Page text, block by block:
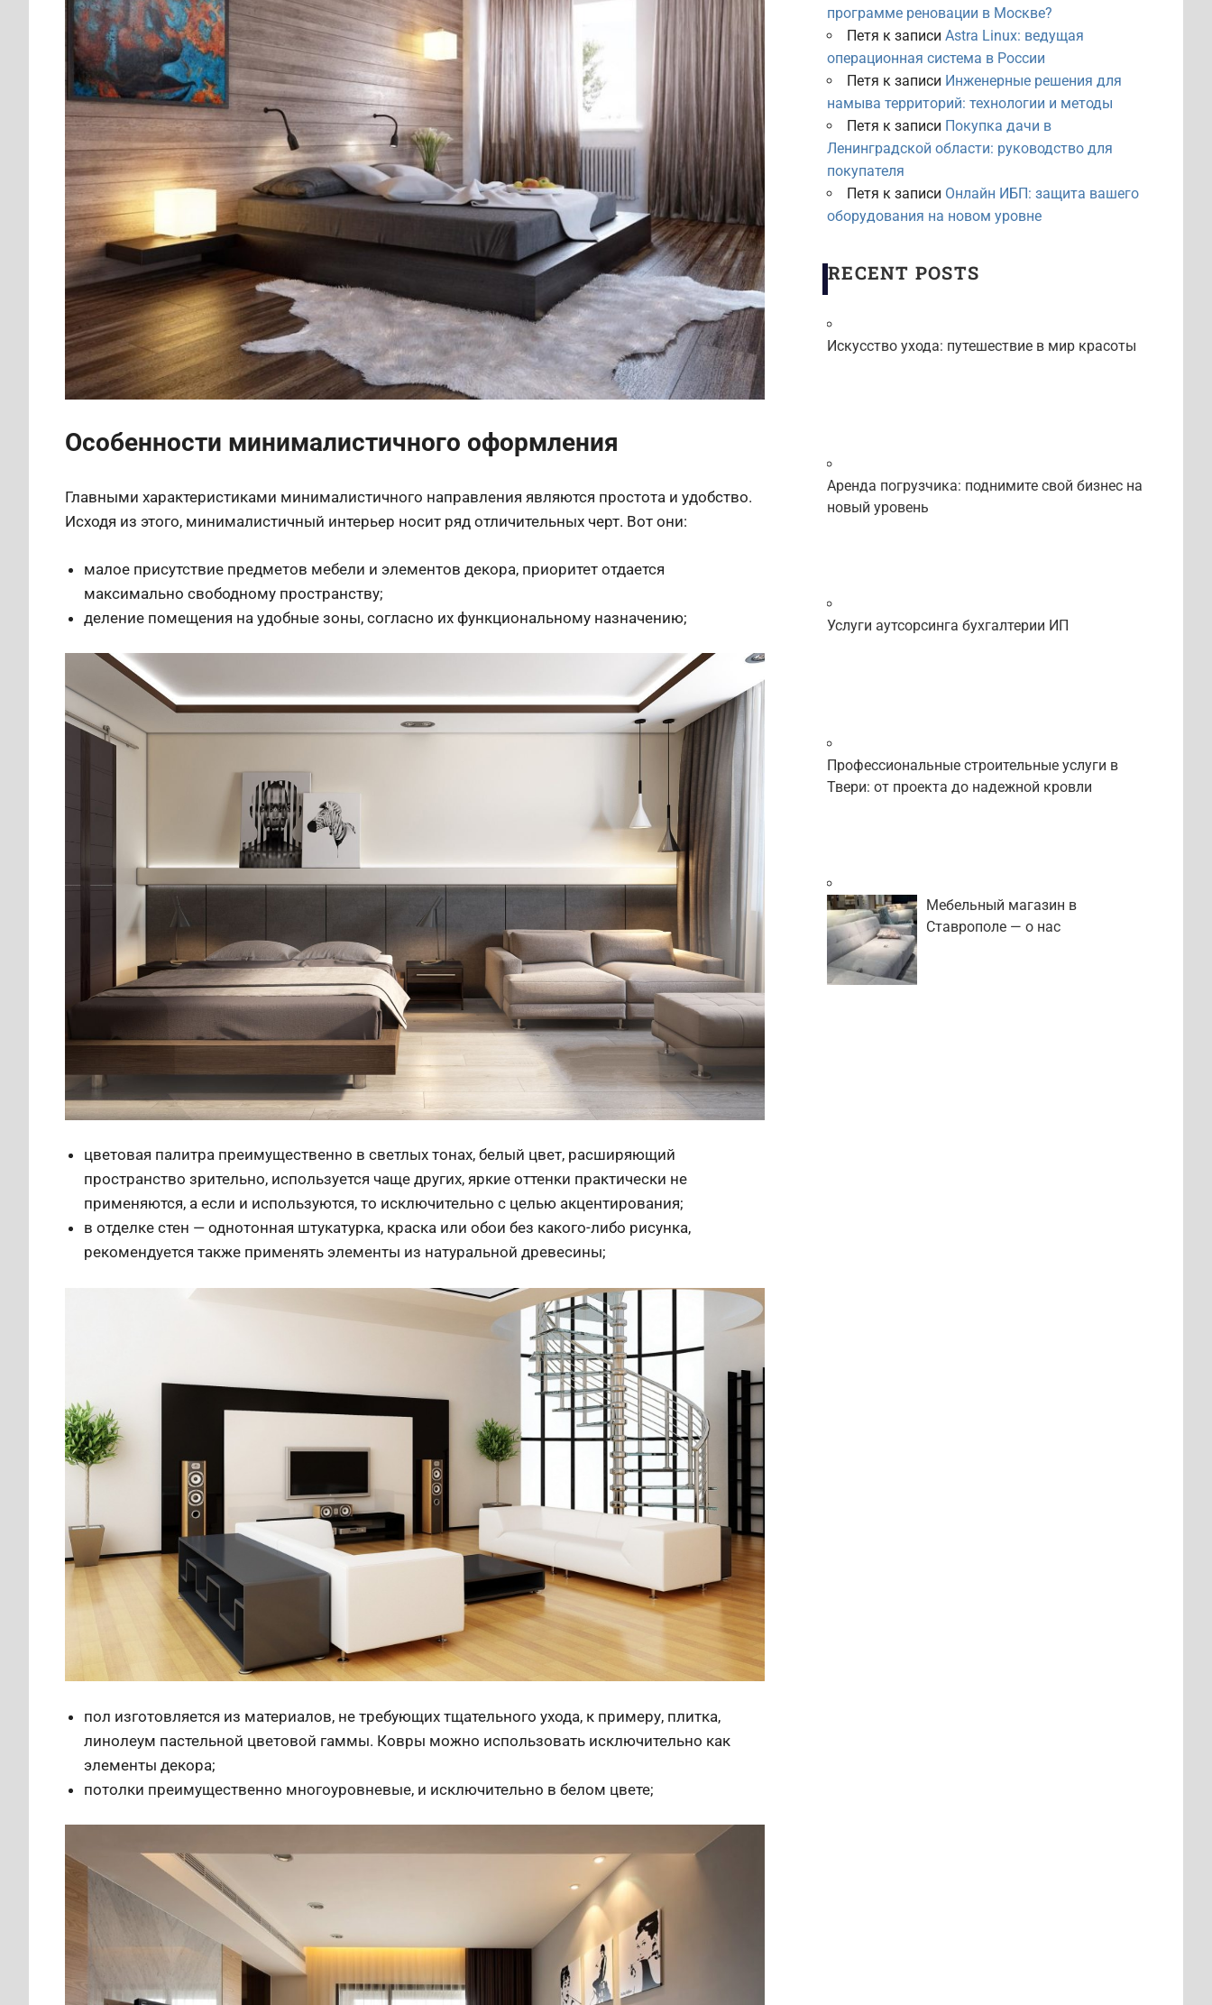
Особенности минималистичного оформления
Главными характеристиками минималистичного направления являются простота и удобство.
Исходя из этого, минималистичный интерьер носит ряд отличительных черт. Вот они:
малое присутствие предметов мебели и элементов декора, приоритет отдается
максимально свободному пространству;
деление помещения на удобные зоны, согласно их функциональному назначению;
цветовая палитра преимущественно в светлых тонах, белый цвет, расширяющий
пространство зрительно, используется чаще других, яркие оттенки практически не
применяются, а если и используются, то исключительно с целью акцентирования;
в отделке стен — однотонная штукатурка, краска или обои без какого-либо рисунка,
рекомендуется также применять элементы из натуральной древесины;
пол изготовляется из материалов, не требующих тщательного ухода, к примеру, плитка,
линолеум пастельной цветовой гаммы. Ковры можно использовать исключительно как
элементы декора;
потолки преимущественно многоуровневые, и исключительно в белом цвете;
программе реновации в Москве?
Петя к записи Astra Linux: ведущая
операционная система в России
Петя к записи Инженерные решения для
намыва территорий: технологии и методы
Петя к записи Покупка дачи в
Ленинградской области: руководство для
покупателя
Петя к записи Онлайн ИБП: защита вашего
оборудования на новом уровне
RECENT POSTS
Искусство ухода: путешествие в мир красоты
Аренда погрузчика: поднимите свой бизнес на
новый уровень
Услуги аутсорсинга бухгалтерии ИП
Профессиональные строительные услуги в
Твери: от проекта до надежной кровли
Мебельный магазин в
Ставрополе — о нас